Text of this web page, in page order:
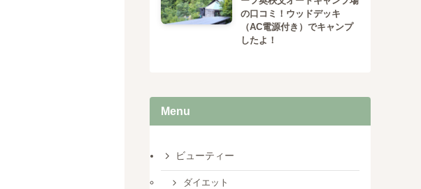
の口コミ！ウッドデッキ
（AC電源付き）でキャンプ
したよ！
Menu
ビューティー
ダイエット